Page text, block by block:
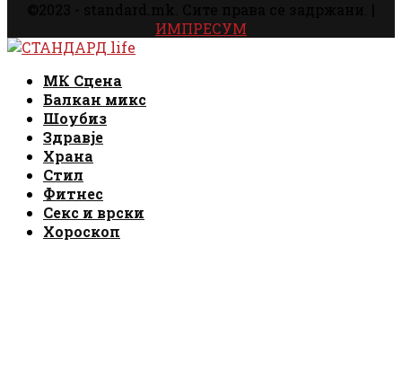
ИМПРЕСУМ
Facebook
Instagram
Email
Rss
МК Сцена
Балкан микс
Шоубиз
Здравје
Храна
Стил
Фитнес
Секс и врски
Хороскоп